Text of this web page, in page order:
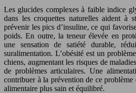
Les glucides complexes à faible indice
dans les croquettes naturelles aident à
prévenir les pics d’insuline, ce qui
poids. En outre, la teneur élevée en
une sensation de satiété durable,
suralimentation. L’obésité est un
chiens, augmentant les risques de
de problèmes articulaires. Une
contribuer à la prévention de ce
alimentaire plus sain et équilibré.